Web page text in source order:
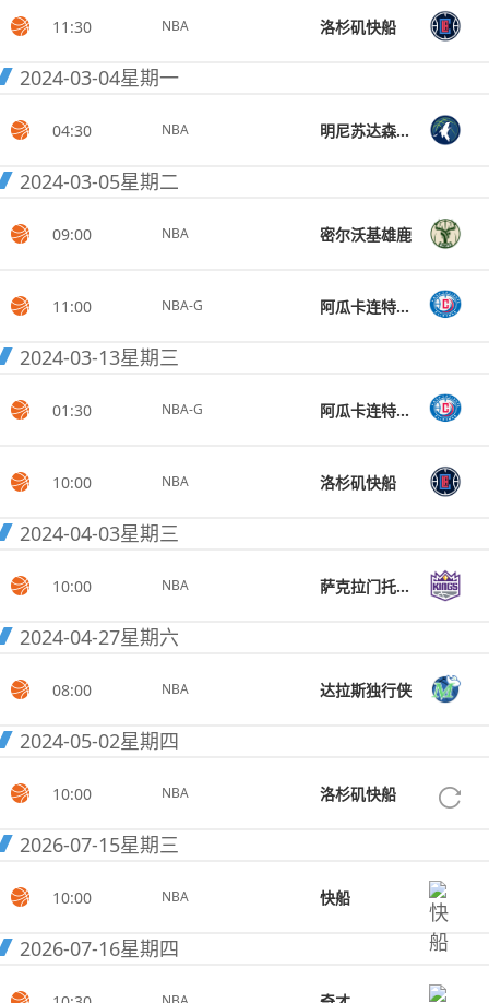
11:30 NBA 洛杉矶快船
2024-03-04星期一
04:30 NBA 明尼苏达森林狼
2024-03-05星期二
09:00 NBA 密尔沃基雄鹿
11:00 NBA-G 阿瓜卡连特快船
2024-03-13星期三
01:30 NBA-G 阿瓜卡连特快船
10:00 NBA 洛杉矶快船
2024-04-03星期三
10:00 NBA 萨克拉门托国王
2024-04-27星期六
08:00 NBA 达拉斯独行侠
2024-05-02星期四
10:00 NBA 洛杉矶快船
2026-07-15星期三
10:00 NBA 快船
2026-07-16星期四